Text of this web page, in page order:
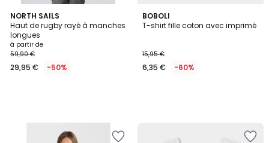
NORTH SAILS
Haut de rugby rayé à manches
longues
à partir de
59,90 €
29,95 € -50%
BOBOLI
T-shirt fille coton avec imprimé
15,95 €
6,35 € -60%